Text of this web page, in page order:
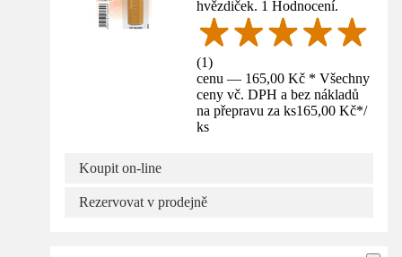
hvězdiček. 1 Hodnocení.
(1)
cenu — 165,00 Kč * Všechny
ceny vč. DPH a bez nákladů
na přepravu za ks165,00 Kč*/
ks
Koupit on-line
Rezervovat v prodejně